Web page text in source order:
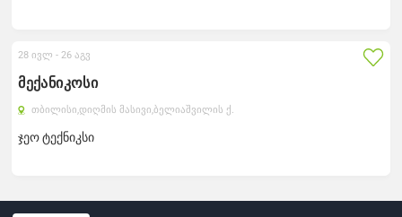
მექანიკოსი
თბილისი,დიღმის მასივი,ბელიაშვილის ქ.
ჯეო ტექნიკსი
28 ივლ -26 აგვ